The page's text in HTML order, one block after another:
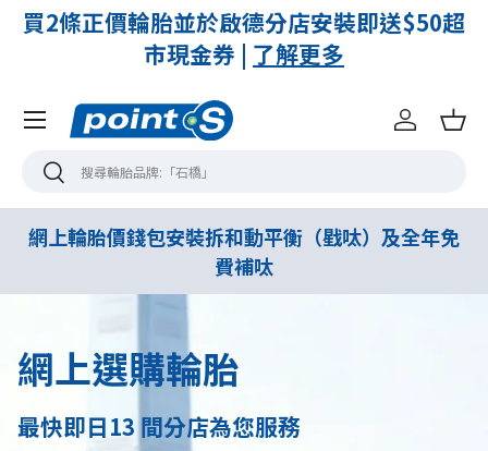
買2條正價輪胎並於啟德分店安裝即送$50超
市現金券 | 了解更多
搜尋搜尋
登入 購
Menu
網上輪胎價錢包安裝拆和動平衡（戥呔）及全年免
費補呔
網上選購輪胎
最快即日13 間分店為您服務